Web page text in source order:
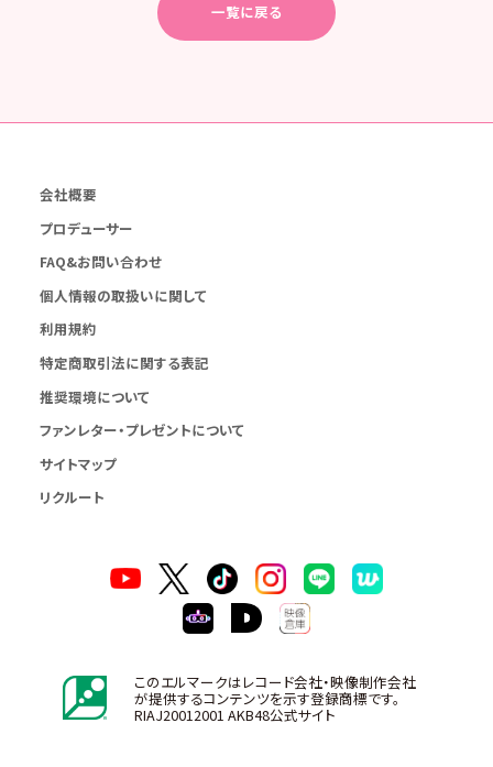
一覧に戻る
会社概要
プロデューサー
FAQ&お問い合わせ
個人情報の取扱いに関して
利用規約
特定商取引法に関する表記
推奨環境について
ファンレター・プレゼントについて
サイトマップ
リクルート
このエルマークはレコード会社・映像制作会社
が提供するコンテンツを示す登録商標です。
RIAJ20012001 AKB48公式サイト